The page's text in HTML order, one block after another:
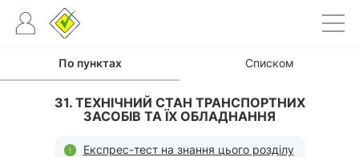
По пунктах Списком
31. ТЕХНІЧНИЙ СТАН ТРАНСПОРТНИХ
ЗАСОБІВ ТА ЇХ ОБЛАДНАННЯ
Експрес-тест на знання цього розділу